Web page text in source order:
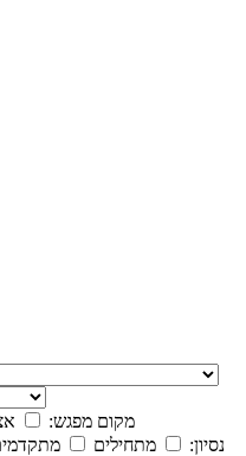
מקום מפגש:
נסיון:
מתחילים